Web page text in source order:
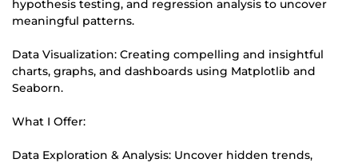
hypothesis testing, and regression analysis to uncover
meaningful patterns.
Data Visualization: Creating compelling and insightful
charts, graphs, and dashboards using Matplotlib and
Seaborn.
What I Offer:
Data Exploration & Analysis: Uncover hidden trends,